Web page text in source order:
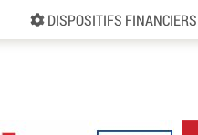
DISPOSITIFS FINANCIERS